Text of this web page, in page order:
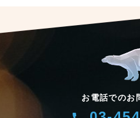
お電話でのお